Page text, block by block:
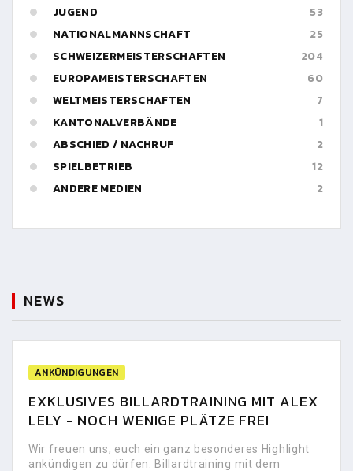
JUGEND
53
NATIONALMANNSCHAFT
25
SCHWEIZERMEISTERSCHAFTEN
204
EUROPAMEISTERSCHAFTEN
60
WELTMEISTERSCHAFTEN
7
KANTONALVERBÄNDE
1
ABSCHIED / NACHRUF
2
SPIELBETRIEB
12
ANDERE MEDIEN
2
NEWS
ANKÜNDIGUNGEN
EXKLUSIVES BILLARDTRAINING MIT ALEX
LELY - NOCH WENIGE PLÄTZE FREI
Wir freuen uns, euch ein ganz besonderes Highlight
ankündigen zu dürfen: Billardtraining mit dem